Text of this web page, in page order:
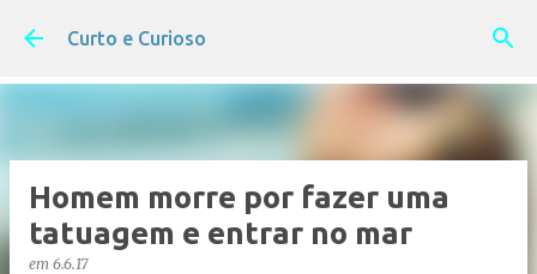
Pular para o conteúdo principal
Curto e Curioso
Homem morre por fazer uma
tatuagem e entrar no mar
em 6.6.17